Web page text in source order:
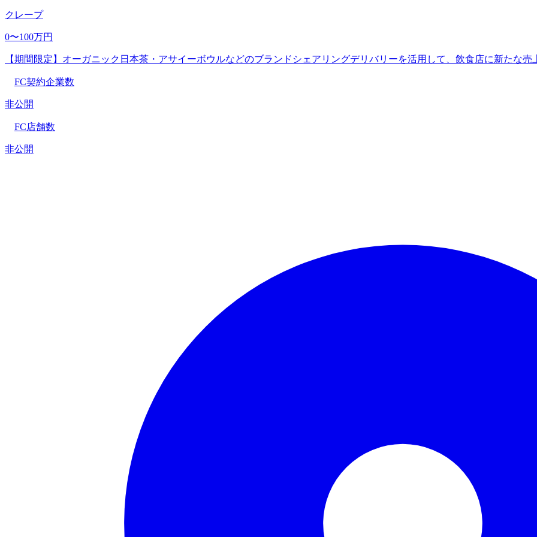
クレープ
0〜100万円
【期間限定】オーガニック日本茶・アサイーボウルなどのブランドシェアリングデリバリーを活用して、飲食店に新たな売
FC契約企業数
非公開
FC店舗数
非公開